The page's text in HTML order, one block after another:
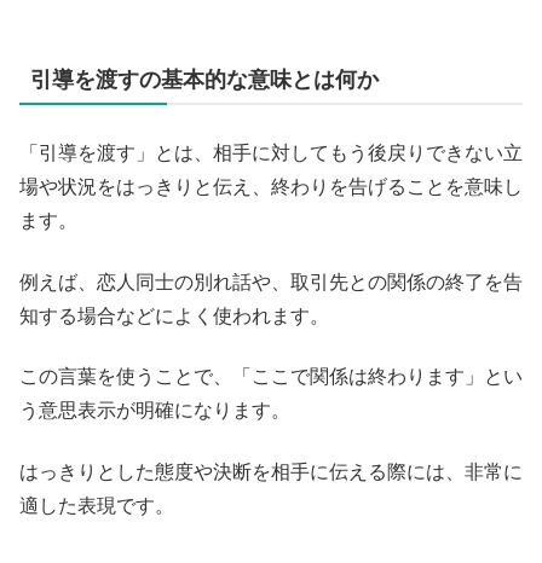
引導を渡すの基本的な意味とは何か
「引導を渡す」とは、相手に対してもう後戻りできない立
場や状況をはっきりと伝え、終わりを告げることを意味し
ます。
例えば、恋人同士の別れ話や、取引先との関係の終了を告
知する場合などによく使われます。
この言葉を使うことで、「ここで関係は終わります」とい
う意思表示が明確になります。
はっきりとした態度や決断を相手に伝える際には、非常に
適した表現です。